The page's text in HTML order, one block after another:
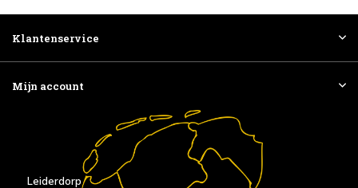
Klantenservice
Mijn account
Leiderdorp